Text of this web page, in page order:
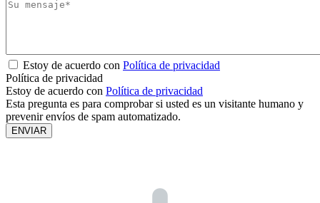
Estoy de acuerdo con Política de privacidad
Política de privacidad
Estoy de acuerdo con Política de privacidad
Esta pregunta es para comprobar si usted es un visitante humano y
prevenir envíos de spam automatizado.